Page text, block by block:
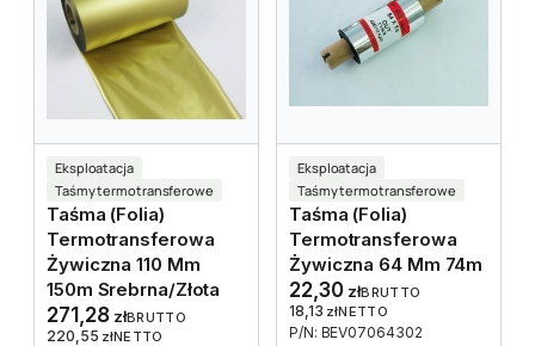
Eksploatacja
Taśmy termotransferowe
Taśma (folia)
Termotransferowa
Żywiczna 110 Mm
150m Srebrna/złota
271,28 złBRUTTO
220,55 złNETTO
Eksploatacja
Taśmy termotransferowe
Taśma (folia)
Termotransferowa
Żywiczna 64 Mm 74m
22,30 złBRUTTO
18,13 złNETTO
P/N: BEV07064302